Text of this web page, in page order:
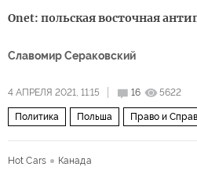
Onet: польская восточная
Славомир Сераковский
4 АПРЕЛЯ 2021, 11:15 16 5622
Политика Польша Право и
Hot Cars
Канада